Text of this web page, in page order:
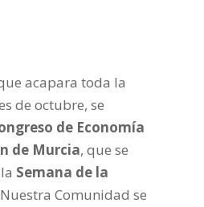
acapara toda la
de octubre, se
de Economía
de Murcia, que se
Semana de la
Nuestra Comunidad se